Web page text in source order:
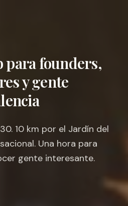
para founders,
y gente
10 km por el Jardín del
Una hora para
gente interesante.